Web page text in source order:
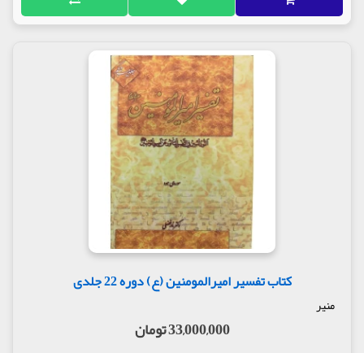
کتاب تفسیر امیرالمومنین (ع) دوره 22 جلدی
منیر
33,000,000 تومان